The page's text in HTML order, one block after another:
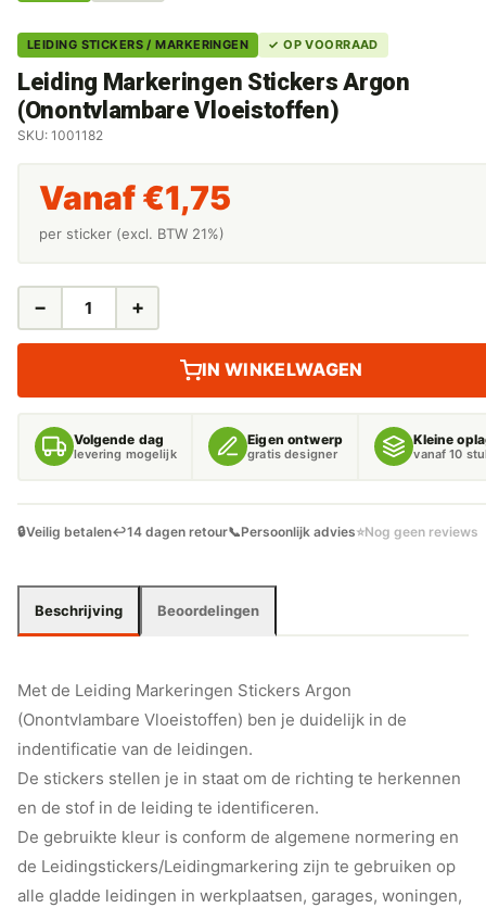
LEIDING STICKERS / MARKERINGEN ✓ OP VOORRAAD
Leiding Markeringen Stickers Argon
(Onontvlambare Vloeistoffen)
SKU: 1001182
Vanaf €1,75
per sticker (excl. BTW 21%)
VLOEISTOFFEN)
AANTAL
− +
IN WINKELWAGEN
Volgende dag
levering mogelijk
Eigen ontwerp
gratis designer
Kleine
vanaf 10
🔒Veilig betalen↩️14 dagen retour📞Persoonlijk advies⭐Nog geen reviews
Beschrijving Beoordelingen
Met de Leiding Markeringen Stickers Argon
(Onontvlambare Vloeistoffen) ben je duidelijk in de
indentificatie van de leidingen.
De stickers stellen je in staat om de richting te herkennen
en de stof in de leiding te identificeren.
De gebruikte kleur is conform de algemene normering en
de Leidingstickers/Leidingmarkering zijn te gebruiken op
alle gladde leidingen in werkplaatsen, garages, woningen,